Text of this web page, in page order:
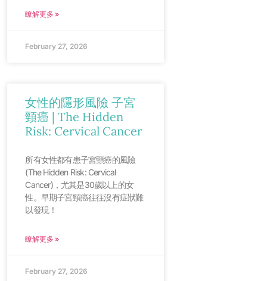
瞭解更多 »
February 27, 2026
女性的隱形風險 子宮
頸癌 | The Hidden
Risk: Cervical Cancer
所有女性都有患子宮頸癌的風險
(The Hidden Risk: Cervical
Cancer)，尤其是30歲以上的女
性。早期子宮頸癌往往沒有症狀難
以發現！
瞭解更多 »
February 27, 2026